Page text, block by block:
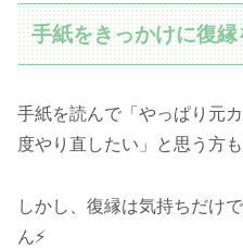
手紙をきっかけに復
手紙を読んで「やっぱり元
度やり直したい」と思う方
しかし、復縁は気持ちだけ
ん⚡